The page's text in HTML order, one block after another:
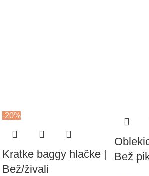
-20%
Kratke baggy hlačke |
Bež/živali
Bež